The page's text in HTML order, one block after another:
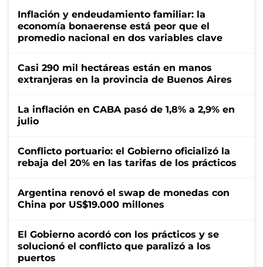
Inflación y endeudamiento familiar: la
economía bonaerense está peor que el
promedio nacional en dos variables clave
Casi 290 mil hectáreas están en manos
extranjeras en la provincia de Buenos Aires
La inflación en CABA pasó de 1,8% a 2,9% en
julio
Conflicto portuario: el Gobierno oficializó la
rebaja del 20% en las tarifas de los prácticos
Argentina renovó el swap de monedas con
China por US$19.000 millones
El Gobierno acordó con los prácticos y se
solucionó el conflicto que paralizó a los
puertos